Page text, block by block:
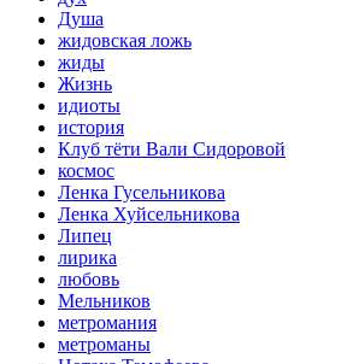
Душа
жидовская ложь
жиды
Жизнь
идиоты
история
Клуб тёти Вали Сидоровой
космос
Ленка Гусельникова
Ленка Хуйсельникова
Липец
лирика
любовь
Мельников
метромания
метроманы